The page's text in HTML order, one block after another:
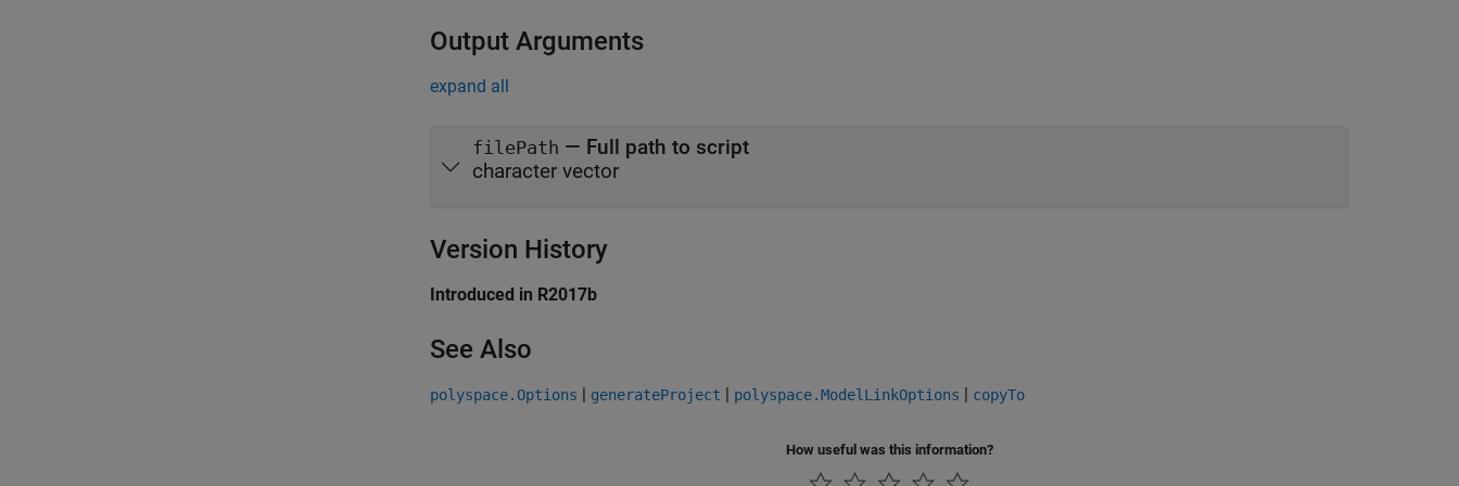
Output Arguments
expand all
filePath — Full path to script
character vector
Version History
Introduced in R2017b
See Also
polyspace.Options | generateProject | polyspace.ModelLinkOptions | copyTo
How useful was this information?